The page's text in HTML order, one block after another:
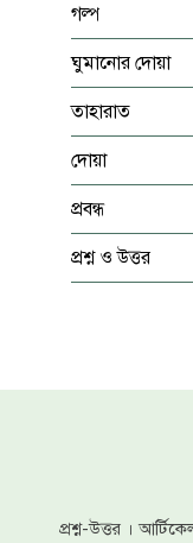
গল্প
ঘুমানোর দোয়া
তাহারাত
দোয়া
প্রবন্ধ
প্রশ্ন ও উত্তর
প্রশ্ন-উত্তর ।